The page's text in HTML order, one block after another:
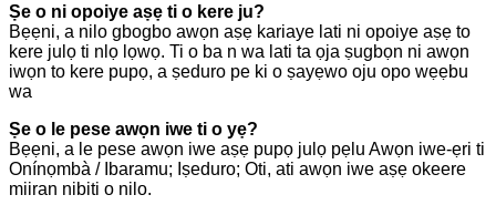
Ṣe o ni opoiye aṣẹ ti o kere ju?
Bẹẹni, a nilo gbogbo awọn aṣẹ kariaye lati ni opoiye aṣẹ to
kere julọ ti nlọ lọwọ. Ti o ba n wa lati ta ọja ṣugbọn ni awọn
iwọn to kere pupọ, a ṣeduro pe ki o ṣayẹwo oju opo wẹẹbu
wa
Ṣe o le pese awọn iwe ti o yẹ?
Bẹẹni, a le pese awọn iwe aṣẹ pupọ julọ pẹlu Awọn iwe-ẹri ti
Onínọmbà / Ibaramu; Iṣeduro; Oti, ati awọn iwe aṣẹ okeere
miiran nibiti o nilo.